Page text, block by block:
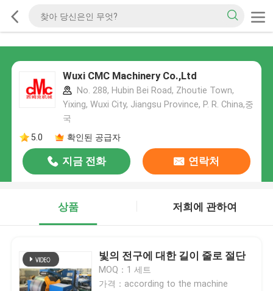
Wuxi CMC Machinery Co.,Ltd
No. 288, Hubin Bei Road, Zhoutie Town,
Yixing, Wuxi City, Jiangsu Province, P. R. China,중
국
5.0
확인된 공급자
지금 전화 연락처
상품 저희에 관하여
빛의 전구에 대한 길이 줄로 절단
MOQ：1 세트
가격：according to the machine